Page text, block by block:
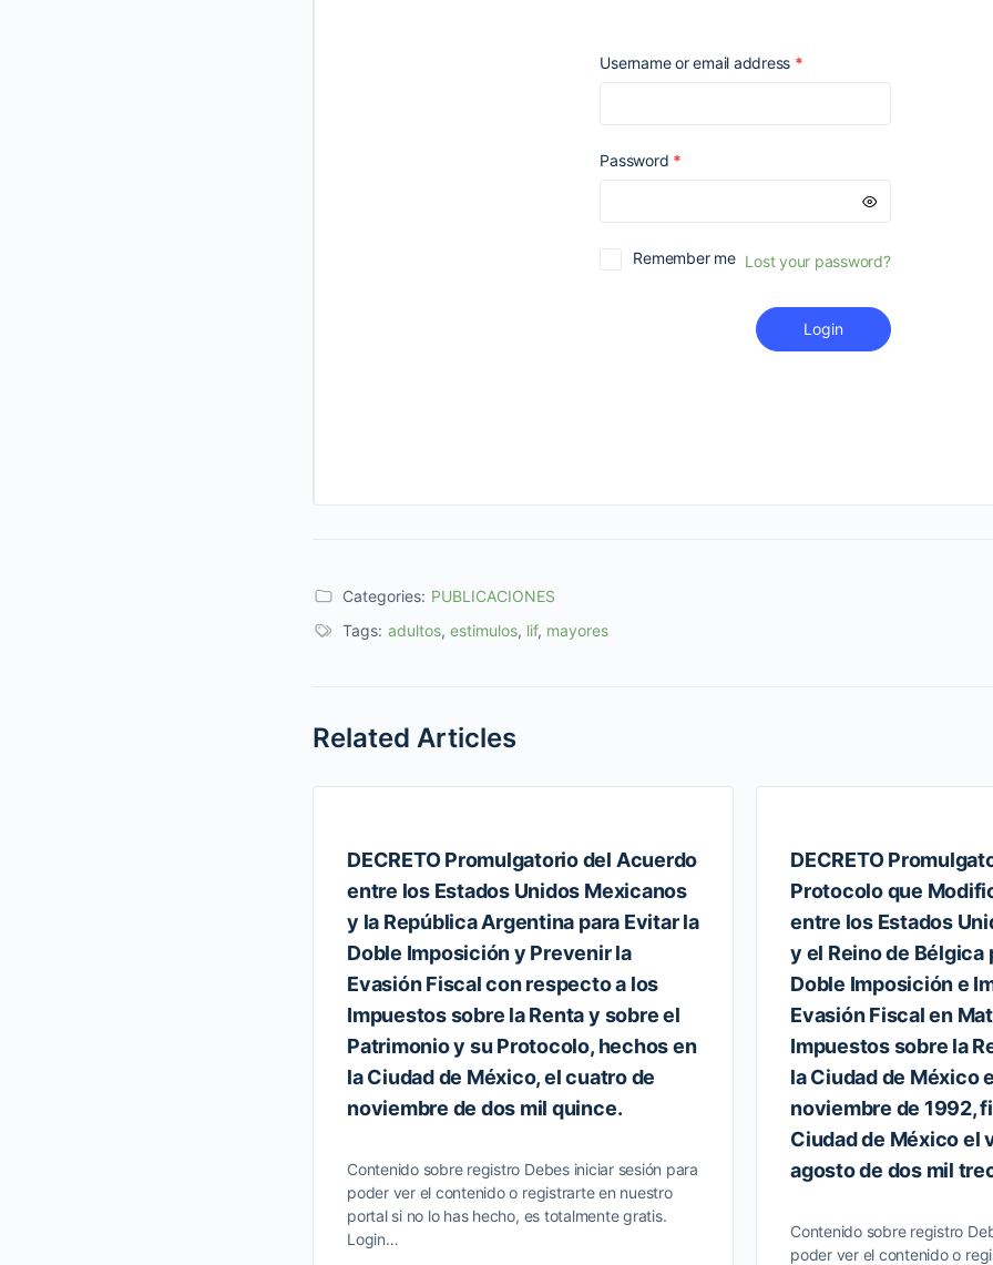
Username or email address *Required
Password *Required
Remember me Lost your password?
Login
Categories: PUBLICACIONES
Tags: adultos, estimulos, lif, mayores
Related Articles
DECRETO Promulgatorio del Acuerdo
entre los Estados Unidos Mexicanos
y la República Argentina para Evitar la
Doble Imposición y Prevenir la
Evasión Fiscal con respecto a los
Impuestos sobre la Renta y sobre el
Patrimonio y su Protocolo, hechos en
la Ciudad de México, el cuatro de
noviembre de dos mil quince.
Contenido sobre registro Debes iniciar sesión para
poder ver el contenido o registrarte en nuestro
portal si no lo has hecho, es totalmente gratis.
Login…
DECRETO
Protocolo que
entre los Estados
y el Reino de Bélgica
Doble Imposición e
Evasión Fiscal en
Impuestos sobre la
la Ciudad de México
noviembre de 1992,
Ciudad de México el
agosto de dos mil
Contenido sobre registro
poder ver el contenido o